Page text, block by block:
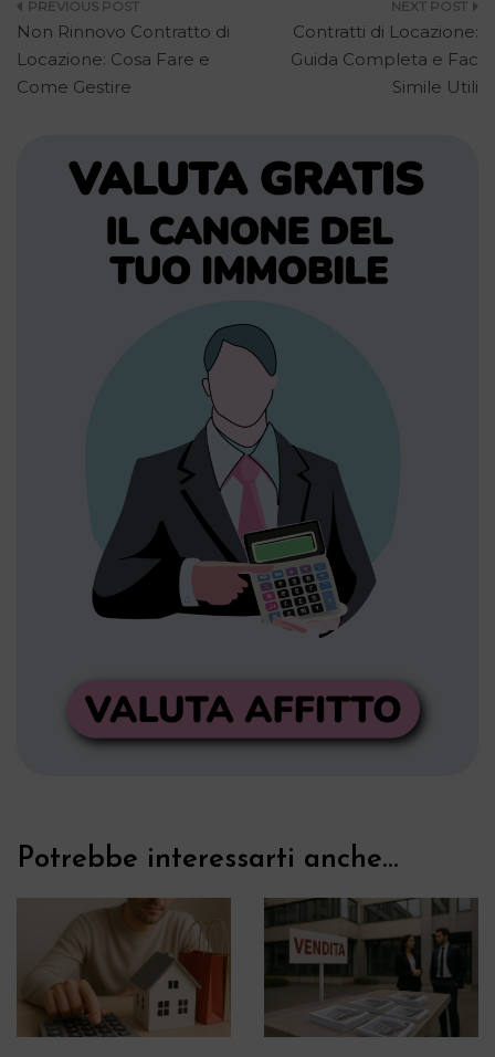
Navigazione
articoli
Non Rinnovo Contratto di
Locazione: Cosa Fare e
Come Gestire
Contratti di Locazione:
Guida Completa e Fac
Simile Utili
Potrebbe interessarti anche...